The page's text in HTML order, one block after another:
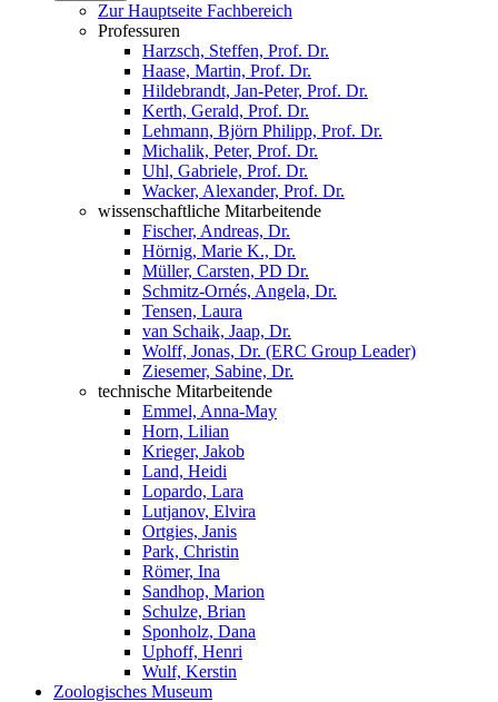
Zur Hauptseite Fachbereich
Professuren
Harzsch, Steffen, Prof. Dr.
Haase, Martin, Prof. Dr.
Hildebrandt, Jan-Peter, Prof. Dr.
Kerth, Gerald, Prof. Dr.
Lehmann, Björn Philipp, Prof. Dr.
Michalik, Peter, Prof. Dr.
Uhl, Gabriele, Prof. Dr.
Wacker, Alexander, Prof. Dr.
wissenschaftliche Mitarbeitende
Fischer, Andreas, Dr.
Hörnig, Marie K., Dr.
Müller, Carsten, PD Dr.
Schmitz-Ornés, Angela, Dr.
Tensen, Laura
van Schaik, Jaap, Dr.
Wolff, Jonas, Dr. (ERC Group Leader)
Ziesemer, Sabine, Dr.
technische Mitarbeitende
Emmel, Anna-May
Horn, Lilian
Krieger, Jakob
Land, Heidi
Lopardo, Lara
Lutjanov, Elvira
Ortgies, Janis
Park, Christin
Römer, Ina
Sandhop, Marion
Schulze, Brian
Sponholz, Dana
Uphoff, Henri
Wulf, Kerstin
Zoologisches Museum